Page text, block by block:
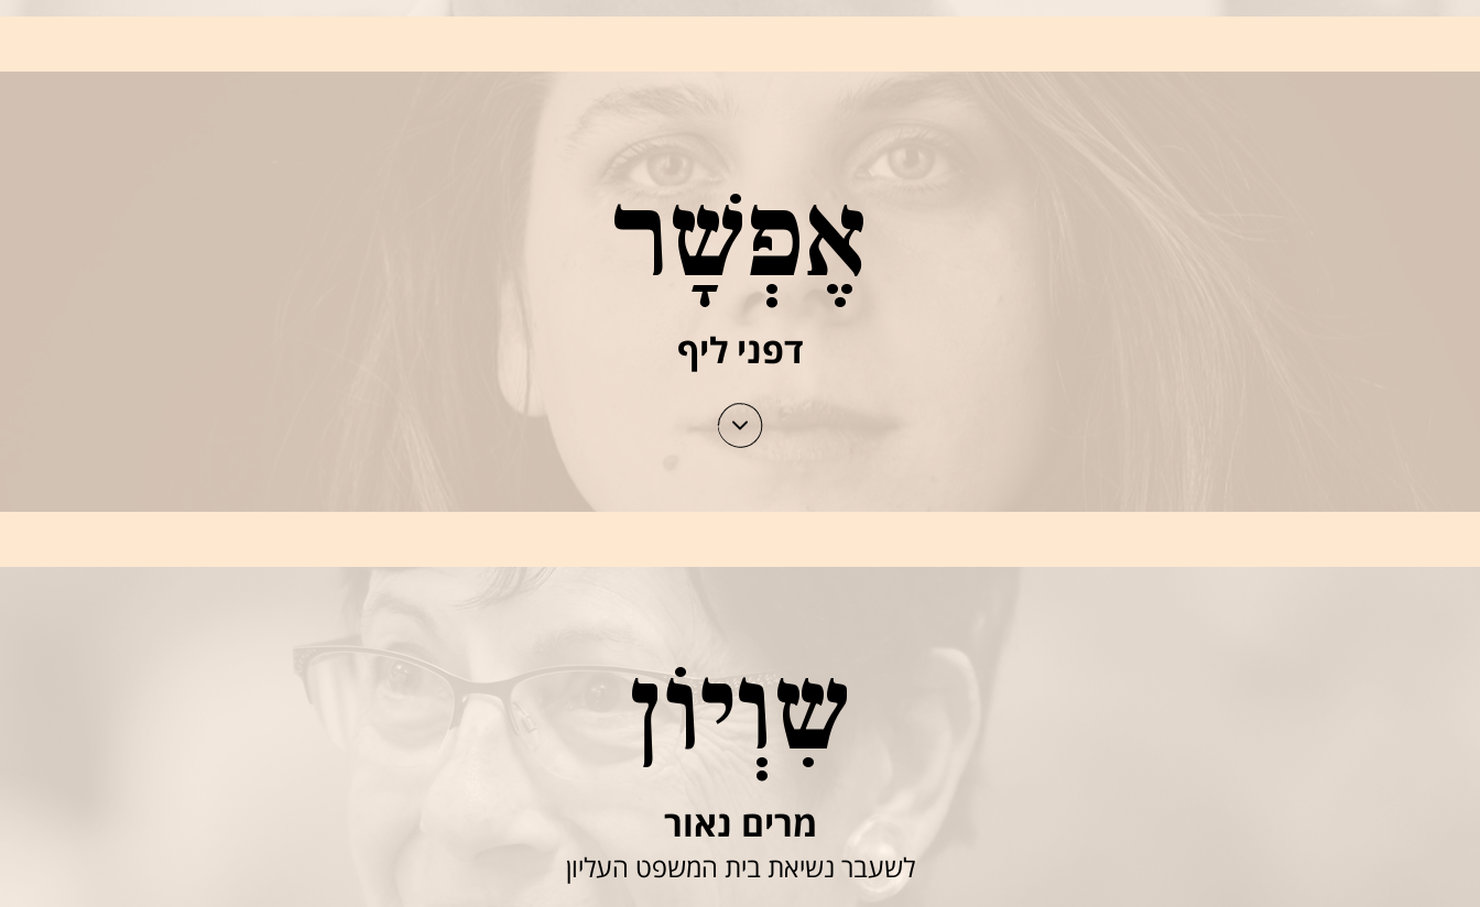
אֶפְשָׁר
דפני ליף
שִוְיוֹן
מרים נאור
לשעבר נשיאת בית המשפט העליון